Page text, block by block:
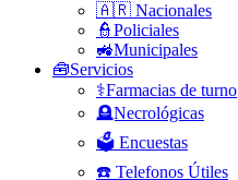
🇦🇷 Nacionales
👮Policiales
🚜Municipales
🧰Servicios
⚕️Farmacias de turno
🪦Necrológicas
🗳️ Encuestas
☎️ Telefonos Útiles